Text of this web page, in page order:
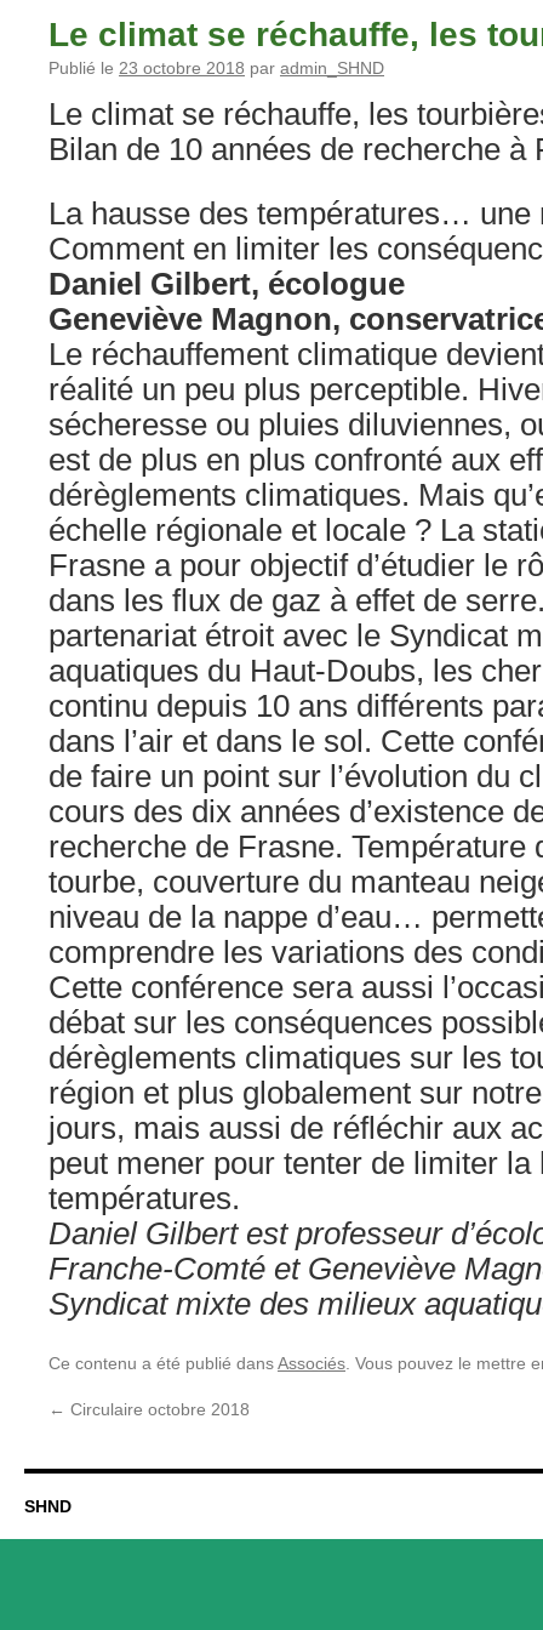
Le climat se réchauffe, les
Publié le 23 octobre 2018 par admin_SHND
Le climat se réchauffe, les
Bilan de 10 années de recherche à
La hausse des températures… une
Comment en limiter les
Daniel Gilbert, écologue
Geneviève Magnon,
Le réchauffement climatique
réalité un peu plus perceptible.
sécheresse ou pluies diluviennes,
est de plus en plus confronté aux
dérèglements climatiques. Mais
échelle régionale et locale ? La
Frasne a pour objectif d’étudier le
dans les flux de gaz à effet de
partenariat étroit avec le Syndicat
aquatiques du Haut-Doubs, les
continu depuis 10 ans différents
dans l’air et dans le sol. Cette
de faire un point sur l’évolution du
cours des dix années d’existence
recherche de Frasne. Température
tourbe, couverture du manteau
niveau de la nappe d’eau…
comprendre les variations des
Cette conférence sera aussi
débat sur les conséquences
dérèglements climatiques sur les
région et plus globalement sur
jours, mais aussi de réfléchir aux
peut mener pour tenter de limiter la
températures.
Daniel Gilbert est professeur
Franche-Comté et Geneviève
Syndicat mixte des milieux
Ce contenu a été publié dansAssociés . Vous pouvez le mettre
← Circulaire octobre 2018
SHND